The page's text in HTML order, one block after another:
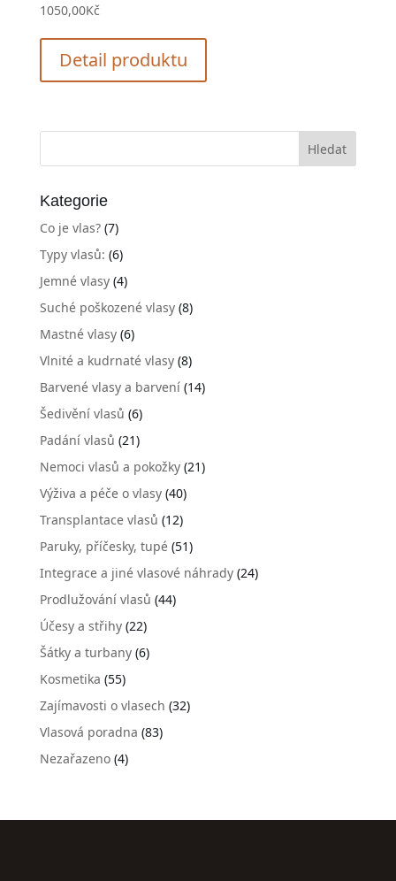
1050,00Kč
Detail produktu
Kategorie
Co je vlas?(7)
Typy vlasů: (6)
Jemné vlasy(4)
Suché poškozené vlasy(8)
Mastné vlasy(6)
Vlnité a kudrnaté vlasy(8)
Barvené vlasy a barvení(14)
Šedivění vlasů (6)
Padání vlasů (21)
Nemoci vlasů a pokožky(21)
Výživa a péče o vlasy(40)
Transplantace vlasů (12)
Paruky, příčesky, tupé(51)
Integrace a jiné vlasové náhrady(24)
Prodlužování vlasů (44)
Účesy a střihy(22)
Šátky a turbany(6)
Kosmetika (55)
Zajímavosti o vlasech (32)
Vlasová poradna (83)
Nezařazeno(4)